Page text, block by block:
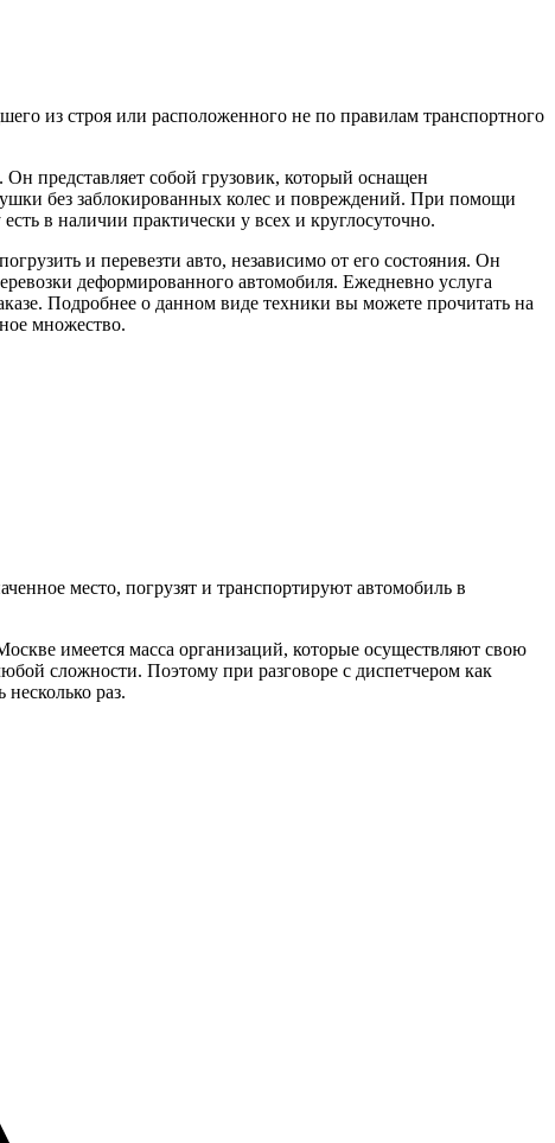
из строя или расположенного не по правилам транспортного
представляет собой грузовик, который оснащен
без заблокированных колес и повреждений. При помощи
в наличии практически у всех и круглосуточно.
и перевезти авто, независимо от его состояния. Он
деформированного автомобиля. Ежедневно услуга
Подробнее о данном виде техники вы можете прочитать на
множество.
место, погрузят и транспортируют автомобиль в
имеется масса организаций, которые осуществляют свою
сложности. Поэтому при разговоре с диспетчером как
раз.